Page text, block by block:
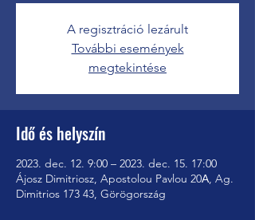
A regisztráció lezárult
További események
megtekintése
Idő és helyszín
2023. dec. 12. 9:00 – 2023. dec. 15. 17:00
Ájosz Dimitriosz, Apostolou Pavlou 20Α, Ag.
Dimitrios 173 43, Görögország